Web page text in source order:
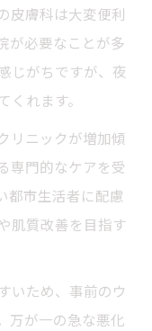
皮膚科は大変便利
が必要なことが多
じがちですが、夜
れます。
リニックが増加傾
専門的なケアを受
都市生活者に配慮
肌質改善を目指す
いため、事前のウ
万が一の急な悪化